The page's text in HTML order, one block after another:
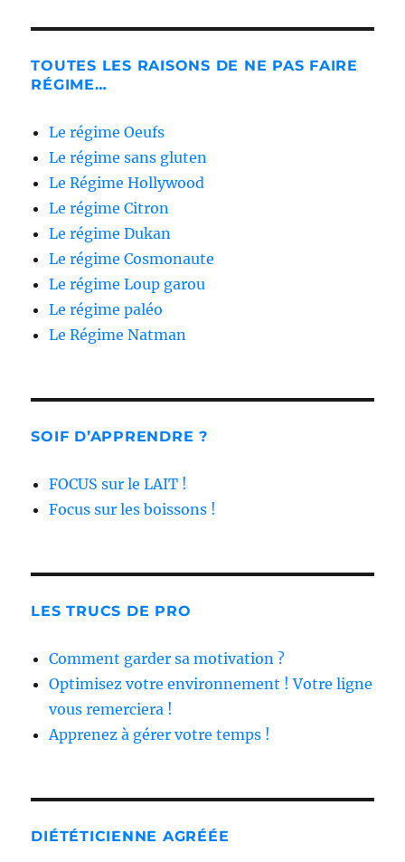
TOUTES LES RAISONS DE NE PAS FAIRE
RÉGIME…
Le régime Oeufs
Le régime sans gluten
Le Régime Hollywood
Le régime Citron
Le régime Dukan
Le régime Cosmonaute
Le régime Loup garou
Le régime paléo
Le Régime Natman
SOIF D’APPRENDRE ?
FOCUS sur le LAIT !
Focus sur les boissons !
LES TRUCS DE PRO
Comment garder sa motivation ?
Optimisez votre environnement ! Votre ligne
vous remerciera !
Apprenez à gérer votre temps !
DIÉTÉTICIENNE AGRÉÉE